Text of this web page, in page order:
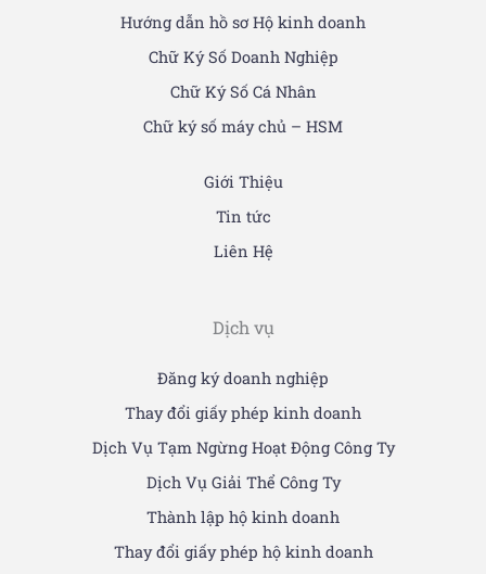
Hướng dẫn hồ sơ Hộ kinh doanh
Chữ Ký Số Doanh Nghiệp
Chữ Ký Số Cá Nhân
Chữ ký số máy chủ – HSM
Giới Thiệu
Tin tức
Liên Hệ
Dịch vụ
Đăng ký doanh nghiệp
Thay đổi giấy phép kinh doanh
Dịch Vụ Tạm Ngừng Hoạt Động Công Ty
Dịch Vụ Giải Thể Công Ty
Thành lập hộ kinh doanh
Thay đổi giấy phép hộ kinh doanh